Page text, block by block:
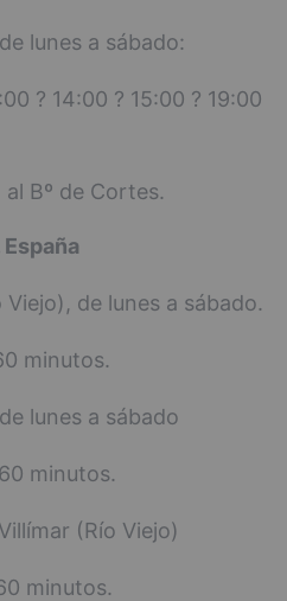
lunes a sábado:
? 14:00 ? 15:00 ? 19:00
Bº de Cortes.
España
de lunes a sábado.
minutos.
lunes a sábado
minutos.
(Río Viejo)
minutos.